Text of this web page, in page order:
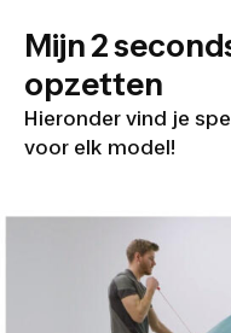
Mijn 2
opzetten
Hieronder vind je
voor elk model!